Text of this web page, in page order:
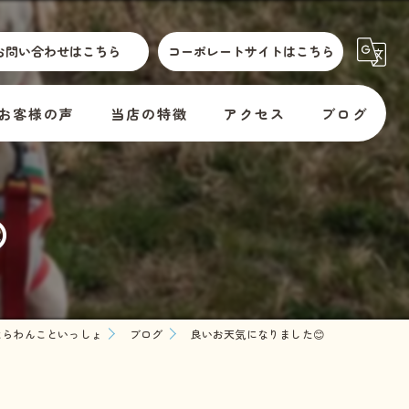
問い合わせはこちら コーポレートサイトはこちら
客様の声 当店の特徴
預かり
アクセス
横須賀市動物取扱標識
ブログ
コラム
わんこといっしょ ブログ 良いお天気になりました😊